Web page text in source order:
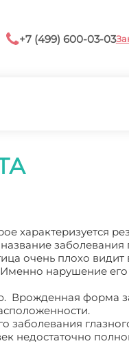
+7 (499) 600-03-03
характеризуется
очень плохо видит
нарушение
Врожденная форма
заболевания
недостаточно